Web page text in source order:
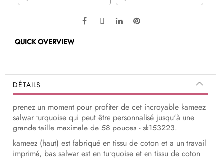
QUICK OVERVIEW
DÉTAILS
prenez un moment pour profiter de cet incroyable kameez
salwar turquoise qui peut être personnalisé jusqu'à une
grande taille maximale de 58 pouces - sk153223.
kameez (haut) est fabriqué en tissu de coton et a un travail
imprimé, bas salwar est en turquoise et en tissu de coton